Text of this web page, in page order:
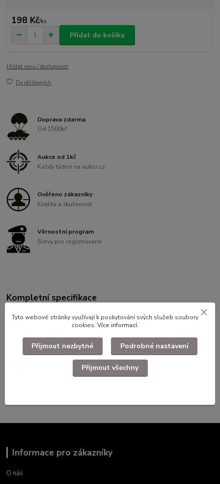
198 Kč/ks
Přidat do košíku
Hlídat cenu / dostupnost
Do oblíbených
Doprava zdarma
Od 1500kč
Aukce od 1kč
Každý týden na aukro.cz
Ověřeno zákazníky
Kvalita a zkušenost
Věrnostní program
Slevy pro registrované
Kompletní specifikace
Sumka na kompas nebo obvazový material stav viz foto
Zboží zařazeno v kategoriích
Informace pro zákazníky
O nás
Tyto webové stránky využívají k poskytování svých služeb soubory
cookies. Více informací.
Přijmout nezbytné Podrobné nastavení
Přijmout všechny